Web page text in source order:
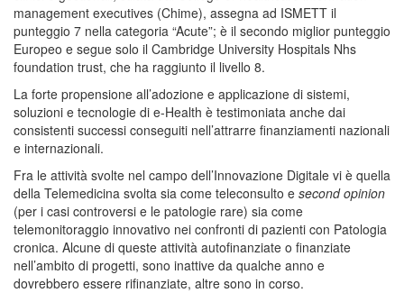
management executives (Chime), assegna ad ISMETT il
punteggio 7 nella categoria “Acute”; è il secondo miglior punteggio
Europeo e segue solo il Cambridge University Hospitals Nhs
foundation trust, che ha raggiunto il livello 8.
La forte propensione all’adozione e applicazione di sistemi,
soluzioni e tecnologie di e-Health è testimoniata anche dai
consistenti successi conseguiti nell’attrarre finanziamenti nazionali
e internazionali.
Fra le attività svolte nel campo dell’Innovazione Digitale vi è quella
della Telemedicina svolta sia come teleconsulto e second opinion
(per i casi controversi e le patologie rare) sia come
telemonitoraggio innovativo nei confronti di pazienti con Patologia
cronica. Alcune di queste attività autofinanziate o finanziate
nell’ambito di progetti, sono inattive da qualche anno e
dovrebbero essere rifinanziate, altre sono in corso.